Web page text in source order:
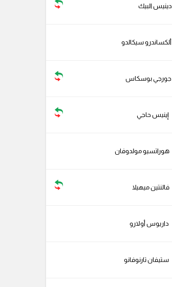
دينيس البيك
ألكساندرو سيكالدو
جورجي بوسكاس
إينيس حاجي
هوراتسيو مولدوفان
فالنتين ميهيلا
داريوس أولارو
ستيفان تارنوفانو